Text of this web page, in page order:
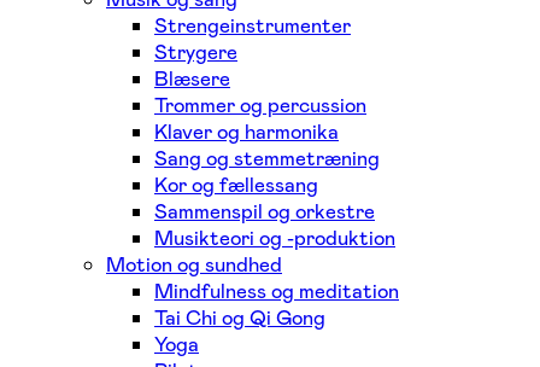
Strengeinstrumenter
Strygere
Blæsere
Trommer og percussion
Klaver og harmonika
Sang og stemmetræning
Kor og fællessang
Sammenspil og orkestre
Musikteori og -produktion
Motion og sundhed
Mindfulness og meditation
Tai Chi og Qi Gong
Yoga